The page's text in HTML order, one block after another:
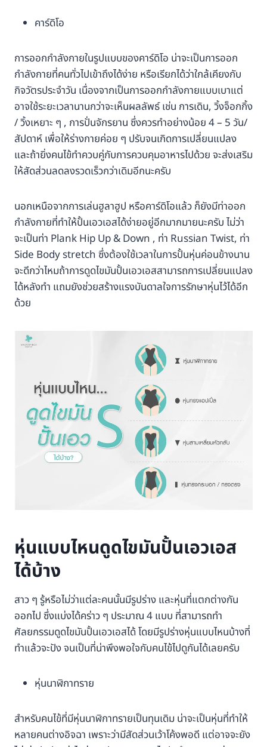
คาร์ดิโอ
การออกกำลังกายในรูปแบบของคาร์ดิโอ น่าจะเป็นการออก
กำลังกายที่คนทั่วไปเข้าถึงได้ง่าย หรือเรียกได้ว่าใกล้เคียงกับ
กิจวัตรประจำวัน เนื่องจากเป็นการออกกำลังกายแบบเบาแต่
อาจใช้ระยะเวลานานกว่าจะเห็นผลลัพธ์ เช่น การเดิน, วิ้งจ็อกกิ้ง
/ วิ้งเหยาะ ๆ , การปั่นจักรยาน ซึ่งควรทำอย่างน้อย 4 – 5 วัน/
สัปดาห์ เพื่อให้ร่างกายค่อย ๆ ปรับจนเกิดการเปลี่ยนแปลง
และถ้ายิ่งคนไข้ทำควบคู่กับการควบคุมอาหารไปด้วย จะส่งเสริม
ให้สัดส่วนลดลงรวดเร็วกว่าเดิมอีกนะครับ
นอกเหนือจากการเล่นฮูลาฮูป หรือคาร์ดิโอแล้ว ก็ยังมีท่าออก
กำลังกายที่ทำให้ปั้นเอวเอสได้ง่ายอยู่อีกมากมายนะครับ ไม่ว่า
จะเป็นท่า Plank Hip Up & Down , ท่า Russian Twist, ท่า
Side Body stretch ซึ่งต้องใช้เวลาในการปั้นหุ่นค่อนข้างนาน
จะดีกว่าไหมถ้าการดูดไขมันปั้นเอวเอสสามารถการเปลี่ยนแปลง
ได้หลังทำ แถมยังช่วยสร้างแรงบันดาลใจการรักษาหุ่นไว้ได้อีก
ด้วย
หุ่นแบบไหนดูดไขมันปั้นเอวเอส
ได้บ้าง
สาว ๆ รู้หรือไม่ว่าแต่ละคนนั้นมีรูปร่าง และหุ่นที่แตกต่างกัน
ออกไป ซึ่งแบ่งได้คร่าว ๆ ประมาณ 4 แบบ ที่สามารถทำ
ศัลยกรรมดูดไขมันปั้นเอวเอสได้ โดยมีรูปร่างหุ่นแบบไหนบ้างที่
ทำแล้วจะปัง จนเป็นที่น่าพึงพอใจกับคนไข้ไปดูกันได้เลยครับ
หุ่นนาฬิกาทราย
สำหรับคนไข้ที่มีหุ่นนาฬิกาทรายเป็นทุนเดิม น่าจะเป็นหุ่นที่ทำให้
หลายคนต่างอิจฉา เพราะว่ามีสัดส่วนเว้าโค้งพอดี แต่อาจจะยัง